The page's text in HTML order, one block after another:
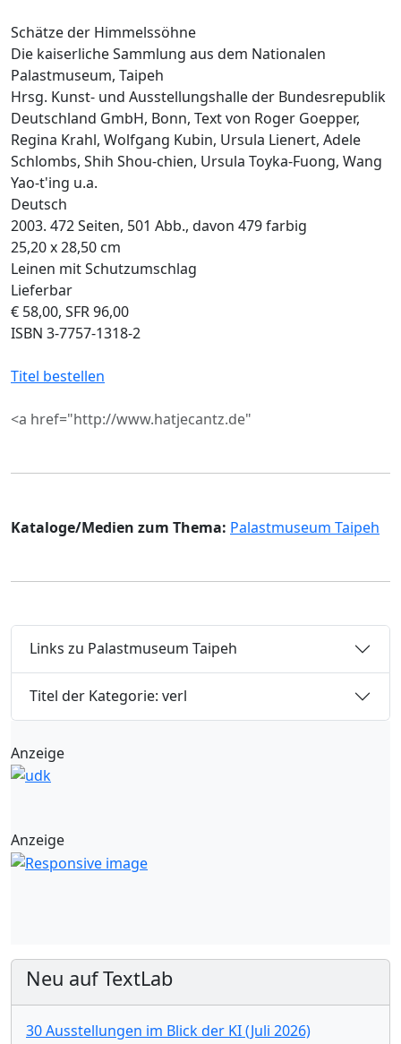
Schätze der Himmelssöhne
Die kaiserliche Sammlung aus dem Nationalen
Palastmuseum, Taipeh
Hrsg. Kunst- und Ausstellungshalle der Bundesrepublik
Deutschland GmbH, Bonn, Text von Roger Goepper,
Regina Krahl, Wolfgang Kubin, Ursula Lienert, Adele
Schlombs, Shih Shou-chien, Ursula Toyka-Fuong, Wang
Yao-t'ing u.a.
Deutsch
2003. 472 Seiten, 501 Abb., davon 479 farbig
25,20 x 28,50 cm
Leinen mit Schutzumschlag
Lieferbar
€ 58,00, SFR 96,00
ISBN 3-7757-1318-2
Titel bestellen
<a href="http://www.hatjecantz.de"
Kataloge/Medien zum Thema: Palastmuseum Taipeh
Links zu Palastmuseum Taipeh
Titel der Kategorie: verl
Anzeige
Anzeige
Neu auf TextLab
30 Ausstellungen im Blick der KI (Juli 2026)